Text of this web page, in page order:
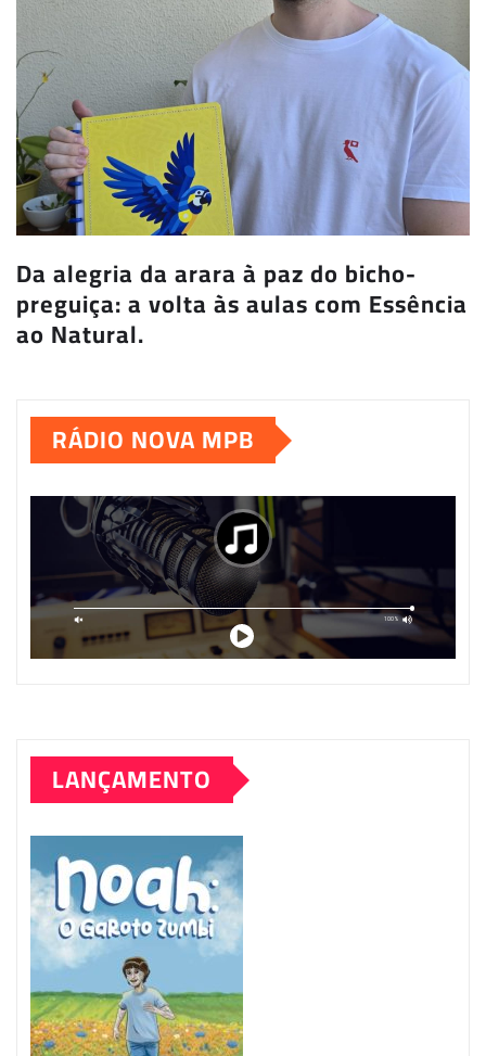
Da alegria da arara à paz do bicho-
preguiça: a volta às aulas com Essência
ao Natural.
RÁDIO NOVA MPB
LANÇAMENTO